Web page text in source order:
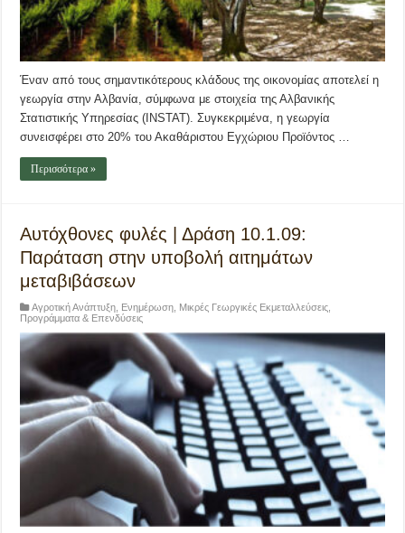
Έναν από τους σημαντικότερους κλάδους της οικονομίας αποτελεί η
γεωργία στην Αλβανία, σύμφωνα με στοιχεία της Αλβανικής
Στατιστικής Υπηρεσίας (INSTAT). Συγκεκριμένα, η γεωργία
συνεισφέρει στο 20% του Ακαθάριστου Εγχώριου Προϊόντος …
Περισσότερα »
Αυτόχθονες φυλές | Δράση 10.1.09:
Παράταση στην υποβολή αιτημάτων
μεταβιβάσεων
Αγροτική Ανάπτυξη Ενημέρωση Μικρές Γεωργικές Εκμεταλλεύσεις
Προγράμματα & Επενδύσεις